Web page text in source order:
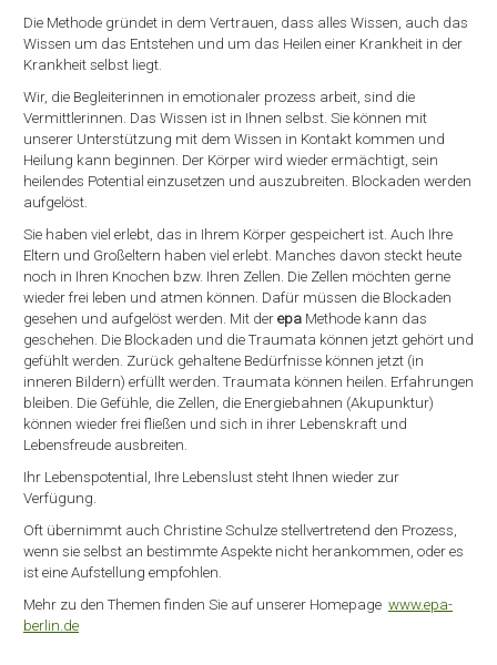
Die Methode gründet in dem Vertrauen, dass alles Wissen, auch das
Wissen um das Entstehen und um das Heilen einer Krankheit in der
Krankheit selbst liegt.
Wir, die Begleiterinnen in emotionaler prozess arbeit, sind die
Vermittlerinnen. Das Wissen ist in Ihnen selbst. Sie können mit
unserer Unterstützung mit dem Wissen in Kontakt kommen und
Heilung kann beginnen. Der Körper wird wieder ermächtigt, sein
heilendes Potential einzusetzen und auszubreiten. Blockaden werden
aufgelöst.
Sie haben viel erlebt, das in Ihrem Körper gespeichert ist. Auch Ihre
Eltern und Großeltern haben viel erlebt. Manches davon steckt heute
noch in Ihren Knochen bzw. Ihren Zellen. Die Zellen möchten gerne
wieder frei leben und atmen können. Dafür müssen die Blockaden
gesehen und aufgelöst werden. Mit der epa Methode kann das
geschehen. Die Blockaden und die Traumata können jetzt gehört und
gefühlt werden. Zurück gehaltene Bedürfnisse können jetzt (in
inneren Bildern) erfüllt werden. Traumata können heilen. Erfahrungen
bleiben. Die Gefühle, die Zellen, die Energiebahnen (Akupunktur)
können wieder frei fließen und sich in ihrer Lebenskraft und
Lebensfreude ausbreiten.
Ihr Lebenspotential, Ihre Lebenslust steht Ihnen wieder zur
Verfügung.
Oft übernimmt auch Christine Schulze stellvertretend den Prozess,
wenn sie selbst an bestimmte Aspekte nicht herankommen, oder es
ist eine Aufstellung empfohlen.
Mehr zu den Themen finden Sie auf unserer Homepage www.epa-
berlin.de